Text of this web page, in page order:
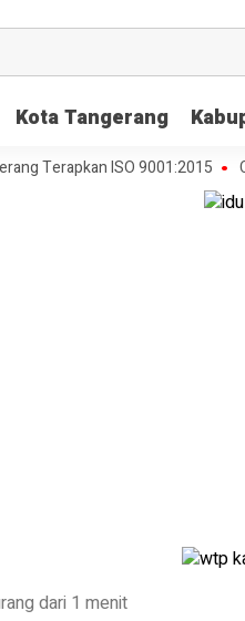
Kota Tangerang
ISO 9001:2015
dari 1 menit